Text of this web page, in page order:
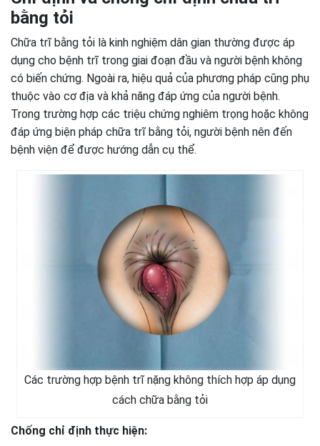
bằng tỏi
Chữa trĩ bằng tỏi là kinh nghiệm dân gian thường được áp
dụng cho bệnh trĩ trong giai đoạn đầu và người bệnh không
có biến chứng. Ngoài ra, hiệu quả của phương pháp cũng phụ
thuộc vào cơ địa và khả năng đáp ứng của người bệnh.
Trong trường hợp các triệu chứng nghiêm trọng hoặc không
đáp ứng biện pháp chữa trĩ bằng tỏi, người bệnh nên đến
bệnh viện để được hướng dẫn cụ thể.
Các trường hợp bệnh trĩ nặng không thích hợp áp dụng
cách chữa bằng tỏi
Chống chỉ định thực hiện: